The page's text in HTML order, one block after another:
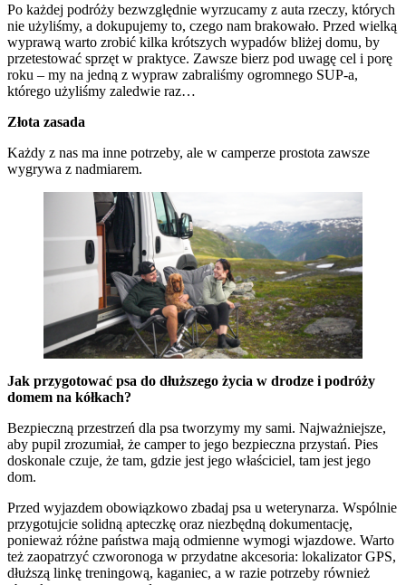
Po każdej podróży bezwzględnie wyrzucamy z auta rzeczy, których
nie użyliśmy, a dokupujemy to, czego nam brakowało. Przed wielką
wyprawą warto zrobić kilka krótszych wypadów bliżej domu, by
przetestować sprzęt w praktyce. Zawsze bierz pod uwagę cel i porę
roku – my na jedną z wypraw zabraliśmy ogromnego SUP-a,
którego użyliśmy zaledwie raz…
Złota zasada
Każdy z nas ma inne potrzeby, ale w camperze prostota zawsze
wygrywa z nadmiarem.
Jak przygotować psa do dłuższego życia w drodze i podróży
domem na kółkach?
Bezpieczną przestrzeń dla psa tworzymy my sami. Najważniejsze,
aby pupil zrozumiał, że camper to jego bezpieczna przystań. Pies
doskonale czuje, że tam, gdzie jest jego właściciel, tam jest jego
dom.
Przed wyjazdem obowiązkowo zbadaj psa u weterynarza. Wspólnie
przygotujcie solidną apteczkę oraz niezbędną dokumentację,
ponieważ różne państwa mają odmienne wymogi wjazdowe. Warto
też zaopatrzyć czworonoga w przydatne akcesoria: lokalizator GPS,
dłuższą linkę treningową, kaganiec, a w razie potrzeby również